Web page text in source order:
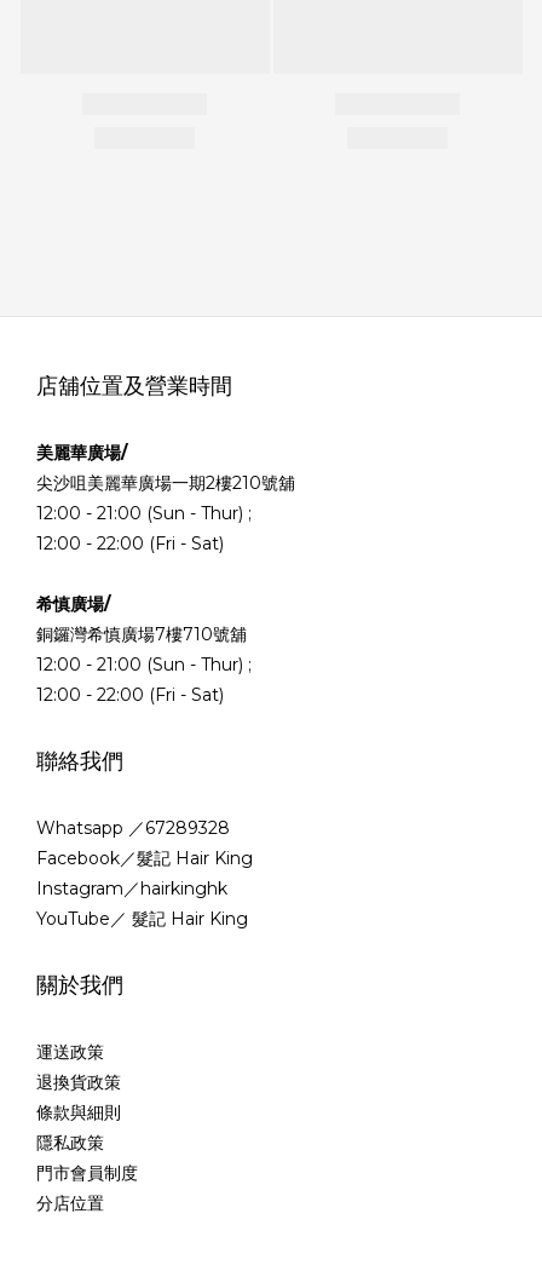
店舖位置及營業時間
美麗華廣場/
尖沙咀美麗華廣場一期2樓210號舖
12:00 - 21:00 (Sun - Thur) ;
12:00 - 22:00 (Fri - Sat)
希慎廣場/
銅鑼灣希慎廣場7樓710號舖
12:00 - 21:00 (Sun - Thur) ;
12:00 - 22:00 (Fri - Sat)
聯絡我們
Whatsapp ／67289328
Facebook／髮記 Hair King
Instagram／hairkinghk
YouTube／ 髮記 Hair King
關於我們
運送政策
退換貨政策
條款與細則
隱私政策
門市會員制度
分店位置